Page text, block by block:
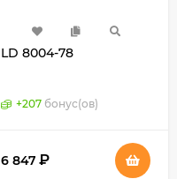
LD 8004-78
+207 бонус(ов)
6 847 ₽